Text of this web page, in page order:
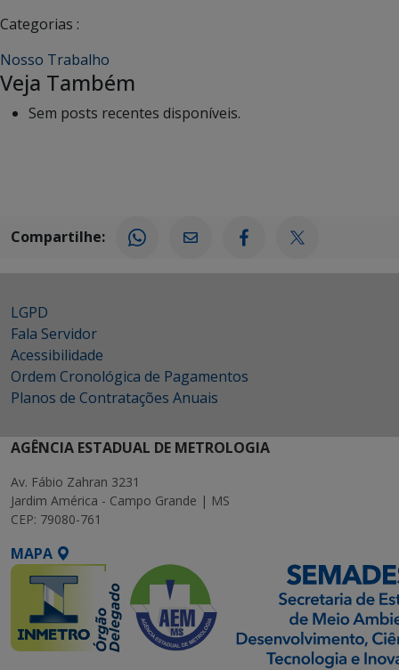
Categorias :
Nosso Trabalho
Veja Também
Sem posts recentes disponíveis.
Compartilhe:
LGPD
Fala Servidor
Acessibilidade
Ordem Cronológica de Pagamentos
Planos de Contratações Anuais
AGÊNCIA ESTADUAL DE METROLOGIA
Av. Fábio Zahran 3231
Jardim América - Campo Grande | MS
CEP: 79080-761
MAPA